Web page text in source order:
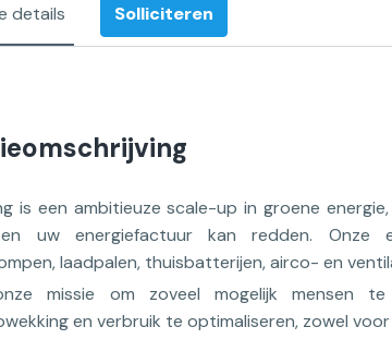
details Solliciteren
is een ambitieuze scale-up in groene
uw energiefactuur kan redden. Onze
laadpalen, thuisbatterijen, airco- en
missie om zoveel mogelijk mensen
en verbruik te optimaliseren, zowel